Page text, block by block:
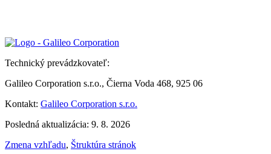
Technický prevádzkovateľ:
Galileo Corporation s.r.o., Čierna Voda 468, 925 06
Kontakt: Galileo Corporation s.r.o.
Posledná aktualizácia: 9. 8. 2026
Zmena vzhľadu, Štruktúra stránok